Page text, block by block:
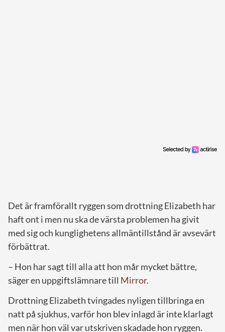
Det är framförallt ryggen som drottning Elizabeth har
haft ont i men nu ska de värsta problemen ha givit
med sig och kunglighetens allmäntillstånd är avsevärt
förbättrat.
– Hon har sagt till alla att hon mår mycket bättre,
säger en uppgiftslämnare till Mirror.
Drottning Elizabeth tvingades nyligen tillbringa en
natt på sjukhus, varför hon blev inlagd är inte klarlagt
men när hon väl var utskriven skadade hon ryggen.